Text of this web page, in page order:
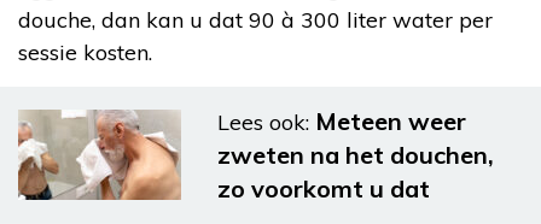
douche, dan kan u dat 90 à 300 liter water per
sessie kosten.
Lees ook: Meteen weer
zweten na het douchen,
zo voorkomt u dat